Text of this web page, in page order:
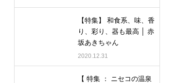
【特集】 和食系、味、香
り、彩り、器も最高 │ 赤
坂あきちゃん
2020.12.31
【 特集 ： ニセコの温泉